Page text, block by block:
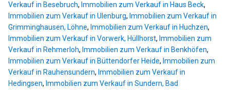
Verkauf in Besebruch, Immobilien zum Verkauf in Haus Beck,
Immobilien zum Verkauf in Ulenburg, Immobilien zum Verkauf in
Grimminghausen, Löhne, Immobilien zum Verkauf in Huchzen,
Immobilien zum Verkauf in Vorwerk, Hüllhorst, Immobilien zum
Verkauf in Rehmerloh, Immobilien zum Verkauf in Benkhöfen,
Immobilien zum Verkauf in Büttendorfer Heide, Immobilien zum
Verkauf in Rauhensundern, Immobilien zum Verkauf in
Hedingsen, Immobilien zum Verkauf in Sundern, Bad